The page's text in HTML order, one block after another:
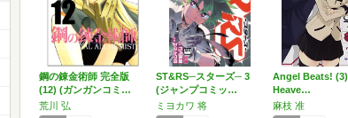
鋼の錬金術師 完全版
(12) (ガンガンコミ…
荒川 弘
ST&RS─スターズ─ 3
(ジャンプコミッ…
ミヨカワ 将
Angel Beats! (3)
Heave…
麻枝 准